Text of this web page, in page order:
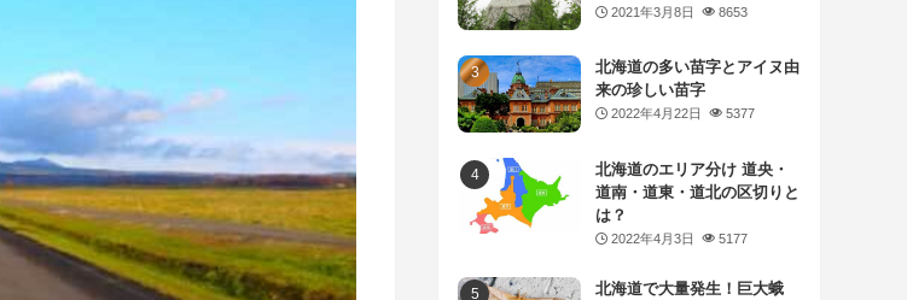
2021年3月8日 8653
北海道の多い苗字とアイヌ由
来の珍しい苗字
2022年4月22日 5377
北海道のエリア分け 道央・
道南・道東・道北の区切りと
は？
2022年4月3日 5177
北海道で大量発生！巨大蛾